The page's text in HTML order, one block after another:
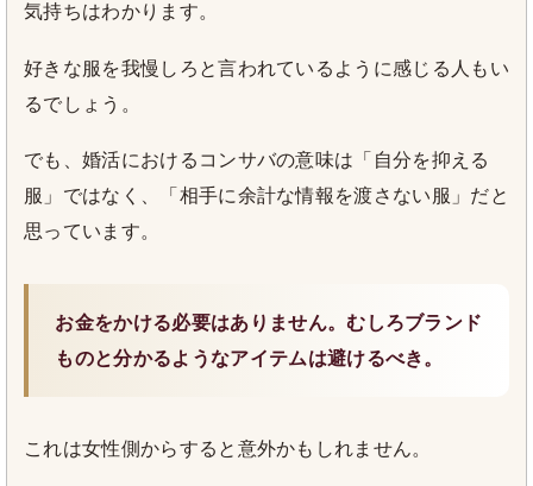
気持ちはわかります。
好きな服を我慢しろと言われているように感じる人もい
るでしょう。
でも、婚活におけるコンサバの意味は「自分を抑える
服」ではなく、「相手に余計な情報を渡さない服」だと
思っています。
お金をかける必要はありません。むしろブランド
ものと分かるようなアイテムは避けるべき。
これは女性側からすると意外かもしれません。